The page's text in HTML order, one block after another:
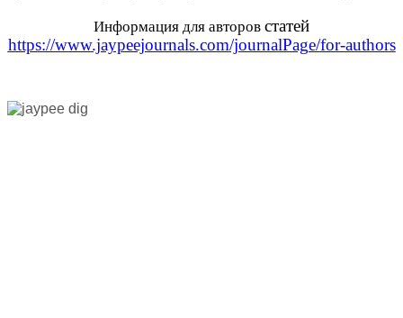
Информация для авторов статей
https://www.jaypeejournals.com/journalPage/for-authors